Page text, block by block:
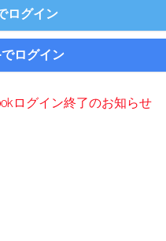
ログイン
ログイン
ログイン終了のお知らせ